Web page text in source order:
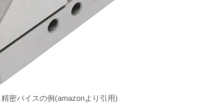
精密バイスの例(amazonより引用)